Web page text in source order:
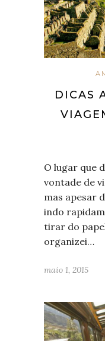
DICAS
O lugar que
vontade de
mas apesar
indo
tirar do
organizei…
maio 1, 2015